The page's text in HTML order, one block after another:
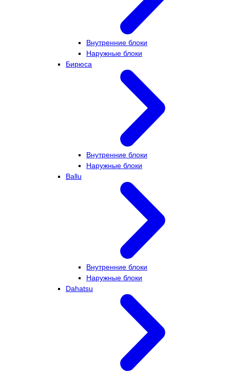
Внутренние блоки
Наружные блоки
Бирюса
Внутренние блоки
Наружные блоки
Ballu
Внутренние блоки
Наружные блоки
Dahatsu